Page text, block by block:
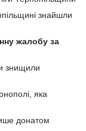
знайшли
жалобу за
знищили
яка
донатом